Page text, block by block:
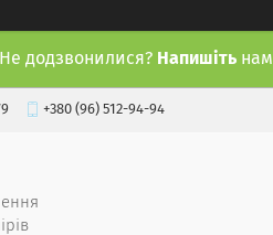
Не додзвонилися? Напишіть
+380 (96) 512-94-94